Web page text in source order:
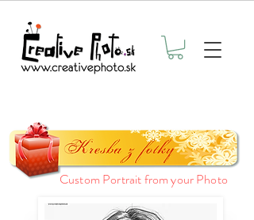
Custom Portrait from your Photo